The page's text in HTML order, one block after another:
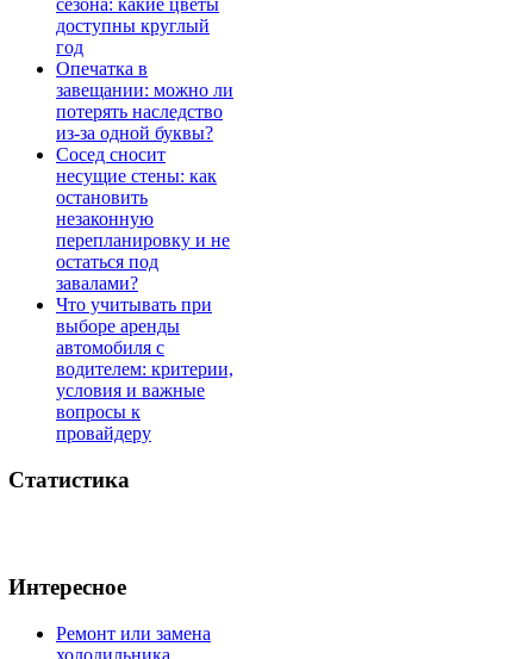
сезона: какие цветы
доступны круглый
год
Опечатка в
завещании: можно ли
потерять наследство
из-за одной буквы?
Сосед сносит
несущие стены: как
остановить
незаконную
перепланировку и не
остаться под
завалами?
Что учитывать при
выборе аренды
автомобиля с
водителем: критерии,
условия и важные
вопросы к
провайдеру
Статистика
Интересное
Ремонт или замена